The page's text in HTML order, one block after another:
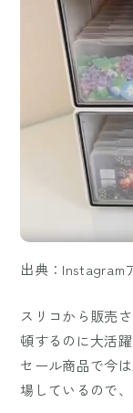
出典：Instagram
スリコから販売
頓するのに大活
セール商品で今
場しているので